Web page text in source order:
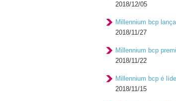
2018/12/05
Millennium bcp
2018/11/27
Millennium bcp
2018/11/22
Millennium bcp é
2018/11/15